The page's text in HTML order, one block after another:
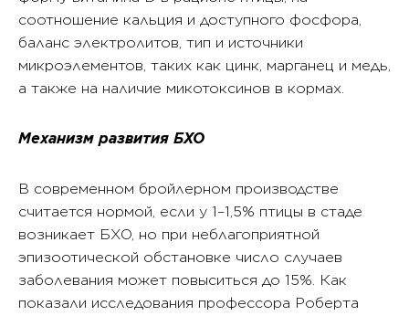
соотношение кальция и доступного фосфора,
баланс электролитов, тип и источники
микроэлементов, таких как цинк, марганец и медь,
а также на наличие микотоксинов в кормах.
Механизм развития БХО
В современном бройлерном производстве
считается нормой, если у 1–1,5% птицы в стаде
возникает БХО, но при неблагоприятной
эпизоотической обстановке число случаев
заболевания может повыситься до 15%. Как
показали исследования профессора Роберта